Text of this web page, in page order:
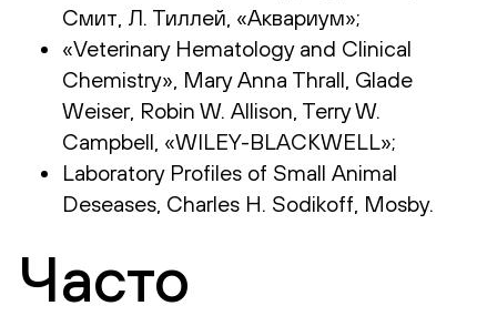
Смит, Л. Тиллей, «Аквариум»;
«Veterinary Hematology and Clinical
Chemistry», Mary Anna Thrall, Glade
Weiser, Robin W. Allison, Terry W.
Campbell, «WILEY-BLACKWELL»;
Laboratory Profiles of Small Animal
Deseases, Charles H. Sodikoff, Mosby.
Часто